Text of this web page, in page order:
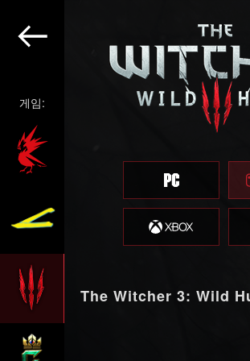
게임:
The Witcher 3: Wild